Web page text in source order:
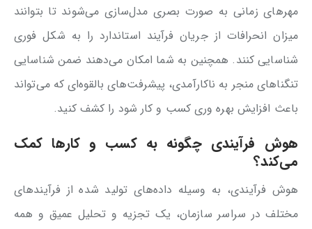
مهرهای زمانی به صورت بصری مدل‌سازی می‌شوند تا بتوانند
میزان انحرافات از جریان فرآیند استاندارد را به شکل فوری
شناسایی کنند. همچنین به شما امکان می‌دهند ضمن شناسایی
تنگناهای منجر به ناکارآمدی، پیشرفت‌های بالقوه‌ای که می‌تواند
باعث افزایش بهره وری کسب و کار شود را کشف کنید.
هوش فرآیندی چگونه به کسب و کارها کمک
می‌کند؟
هوش فرآیندی، به وسیله داده‌های تولید شده از فرآیندهای
مختلف در سراسر سازمان، یک تجزیه و تحلیل عمیق و همه